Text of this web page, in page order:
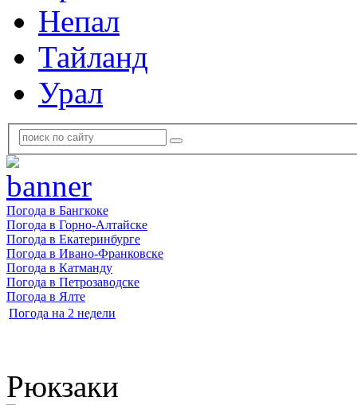
Непал
Тайланд
Урал
Погода в Бангкоке
Погода в Горно-Алтайске
Погода в Екатеринбурге
Погода в Ивано-Франковске
Погода в Катманду
Погода в Петрозаводске
Погода в Ялте
Погода на 2 недели
Рюкзаки